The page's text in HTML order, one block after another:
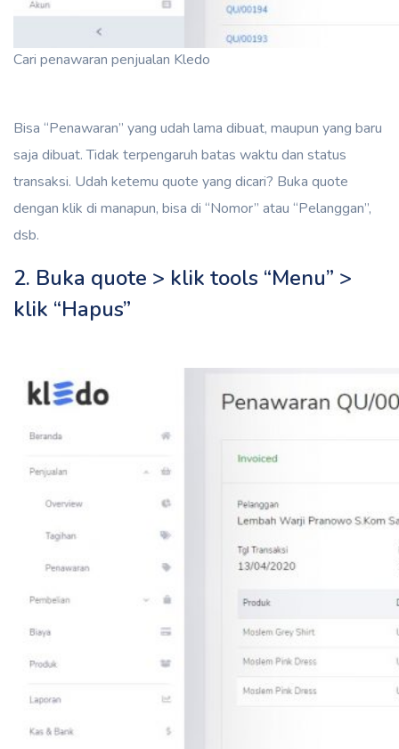
Cari penawaran penjualan Kledo
Bisa “Penawaran” yang udah lama dibuat, maupun yang baru
saja dibuat. Tidak terpengaruh batas waktu dan status
transaksi. Udah ketemu quote yang dicari? Buka quote
dengan klik di manapun, bisa di “Nomor” atau “Pelanggan”,
dsb.
2. Buka quote > klik tools “Menu” >
klik “Hapus”